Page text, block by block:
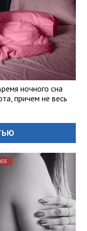
ночного сна
причем не весь